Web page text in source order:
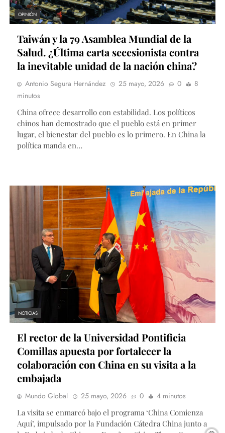
OPINIÓN
Taiwán y la 79 Asamblea Mundial de la
Salud. ¿Última carta secesionista contra
la inevitable unidad de la nación china?
Antonio Segura Hernández 25 mayo, 2026 0
8
minutos
China ofrece desarrollo con estabilidad. Los políticos
chinos han demostrado que el pueblo está en primer
lugar, el bienestar del pueblo es lo primero. En China la
política manda en…
NOTICIAS
El rector de la Universidad Pontificia
Comillas apuesta por fortalecer la
colaboración con China en su visita a la
embajada
Mundo Global 25 mayo, 2026 0
4 minutos
La visita se enmarcó bajo el programa ‘China Comienza
Aquí’, impulsado por la Fundación Cátedra China junto a